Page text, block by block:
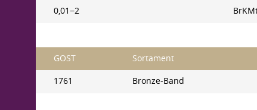
0,01−2
GOST Sortament
1761 Bronze-Band